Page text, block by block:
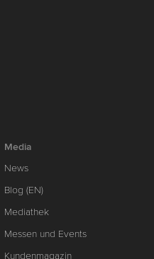
Media
News
Blog (EN)
Mediathek
Messen und Events
Kundenmagazin